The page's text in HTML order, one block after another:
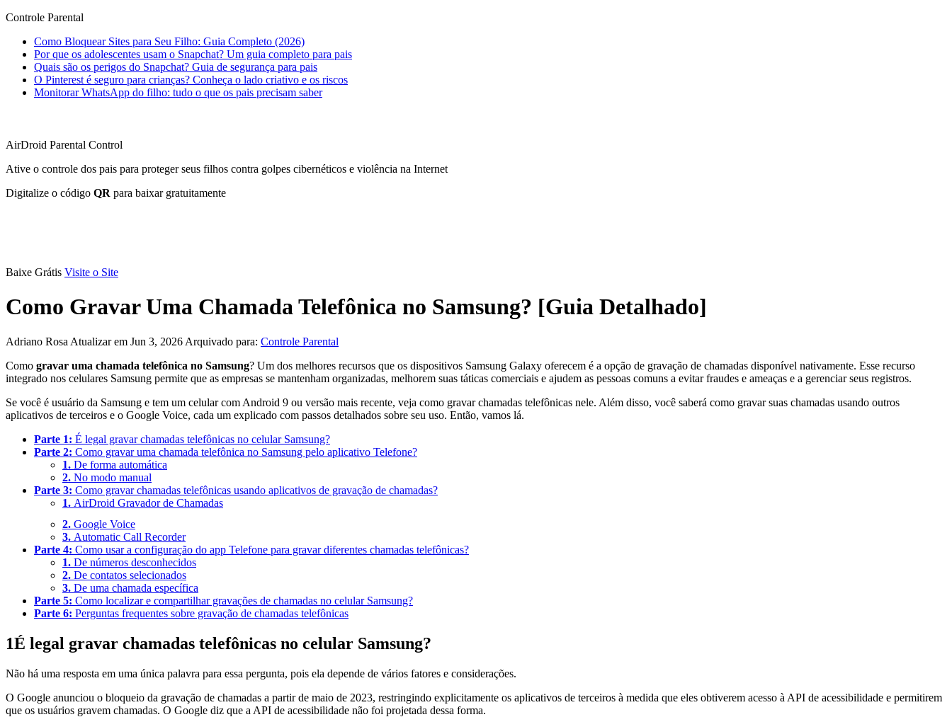
Controle Parental
Como Bloquear Sites para Seu Filho: Guia Completo (2026)
Por que os adolescentes usam o Snapchat? Um guia completo para pais
Quais são os perigos do Snapchat? Guia de segurança para pais
O Pinterest é seguro para crianças? Conheça o lado criativo e os riscos
Monitorar WhatsApp do filho: tudo o que os pais precisam saber
AirDroid Parental Control
Ative o controle dos pais para proteger seus filhos contra golpes cibernéticos e violência na Internet
Digitalize o código QR para baixar gratuitamente
Baixe Grátis Visite o Site
Como Gravar Uma Chamada Telefônica no Samsung? [Guia Detalhado]
Adriano Rosa Atualizar em Jun 3, 2026 Arquivado para: Controle Parental
Como gravar uma chamada telefônica no Samsung? Um dos melhores recursos que os dispositivos Samsung Galaxy oferecem é a opção de gravação de chamadas disponível nativamente. Esse recurso
integrado nos celulares Samsung permite que as empresas se mantenham organizadas, melhorem suas táticas comerciais e ajudem as pessoas comuns a evitar fraudes e ameaças e a gerenciar seus registros.
Se você é usuário da Samsung e tem um celular com Android 9 ou versão mais recente, veja como gravar chamadas telefônicas nele. Além disso, você saberá como gravar suas chamadas usando outros
aplicativos de terceiros e o Google Voice, cada um explicado com passos detalhados sobre seu uso. Então, vamos lá.
Parte 1: É legal gravar chamadas telefônicas no celular Samsung?
Parte 2: Como gravar uma chamada telefônica no Samsung pelo aplicativo Telefone?
1. De forma automática
2. No modo manual
Parte 3: Como gravar chamadas telefônicas usando aplicativos de gravação de chamadas?
1. AirDroid Gravador de Chamadas
2. Google Voice
3. Automatic Call Recorder
Parte 4: Como usar a configuração do app Telefone para gravar diferentes chamadas telefônicas?
1. De números desconhecidos
2. De contatos selecionados
3. De uma chamada específica
Parte 5: Como localizar e compartilhar gravações de chamadas no celular Samsung?
Parte 6: Perguntas frequentes sobre gravação de chamadas telefônicas
1É legal gravar chamadas telefônicas no celular Samsung?
Não há uma resposta em uma única palavra para essa pergunta, pois ela depende de vários fatores e considerações.
O Google anunciou o bloqueio da gravação de chamadas a partir de maio de 2023, restringindo explicitamente os aplicativos de terceiros à medida que eles obtiverem acesso à API de acessibilidade e permitirem
que os usuários gravem chamadas. O Google diz que a API de acessibilidade não foi projetada dessa forma.